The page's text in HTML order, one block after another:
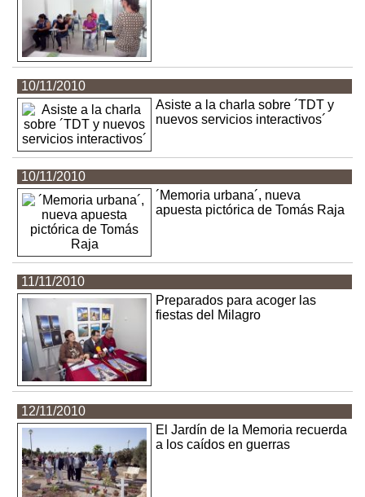
10/11/2010
Asiste a la charla sobre ´TDT y
nuevos servicios interactivos´
10/11/2010
´Memoria urbana´, nueva
apuesta pictórica de Tomás Raja
11/11/2010
Preparados para acoger las
fiestas del Milagro
12/11/2010
El Jardín de la Memoria recuerda
a los caídos en guerras